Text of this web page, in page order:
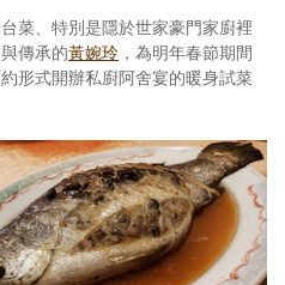
菜、特別是隱於世家豪門家廚裡
傳承的黃婉玲 ，為明年春節期間
形式開辦私廚阿舍宴的暖身試菜